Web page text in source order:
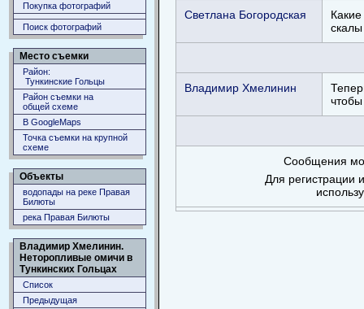
Покупка фотографий
Поиск фотографий
Место съемки
Район:
Тункинские Гольцы
Район съемки на
общей схеме
В GoogleMaps
Точка съемки на крупной
схеме
Объекты
водопады на реке Правая
Билюты
река Правая Билюты
Владимир Хмелинин.
Неторопливые омичи в
Тункинских Гольцах
Список
Предыдущая
Светлана Богородская
Владимир Хмелинин
Сообщения
Для регистрации